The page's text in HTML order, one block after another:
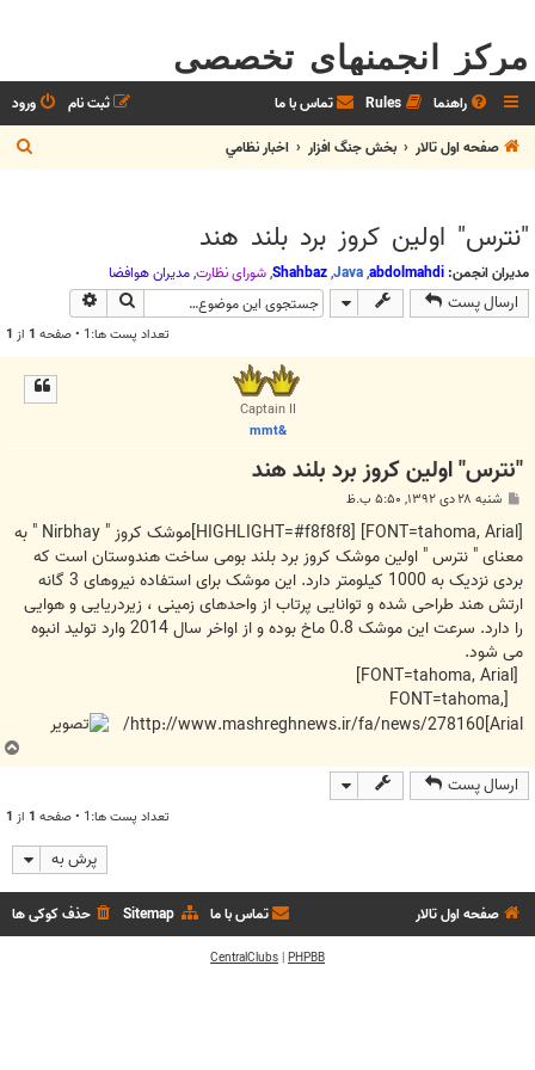
مرکز انجمنهای تخصصی
راهنما Rules تماس با ما ورود
ثبت نام
صفحه اول تالار
بخش جنگ افزار اخبار نظامي
س
"نترس" اولین کروز برد بلند هند
مدیران انجمن: abdolmahdi
,
Java
,
Shahbaz
,شوراي نظارت,مديران هوافضا
ارسال پست جستجو
تعداد پست ها:1 • صفحه 1 از 1
Captain II
&mmt
"نترس" اولین کروز برد بلند هند
ت
شنبه ۲۸ دی ۱۳۹۲, ۵:۵۰ ب.ظ
[FONT=tahoma, Arial] [HIGHLIGHT=#f8f8f8]موشک کروز " Nirbhay " به
معنای " نترس " اولین موشک کروز برد بلند بومی ساخت هندوستان است که
بردی نزدیک به 1000 کیلومتر دارد. این موشک برای استفاده نیروهای 3 گانه
ارتش هند طراحی شده و توانایی پرتاب از واحدهای زمینی ، زیردریایی و هوایی
را دارد. سرعت این موشک 0.8 ماخ بوده و از اواخر سال 2014 وارد تولید انبوه
می شود.
[FONT=tahoma, Arial]
[FONT=tahoma,
Arial]http://www.mashreghnews.ir/fa/news/278160/
ارسال پست
تعداد پست ها:1 • صفحه 1 از 1
پرش به
صفحه اول تالار حذف کوکی ها Sitemap تماس با ما
PHPBB
|
CentralClubs